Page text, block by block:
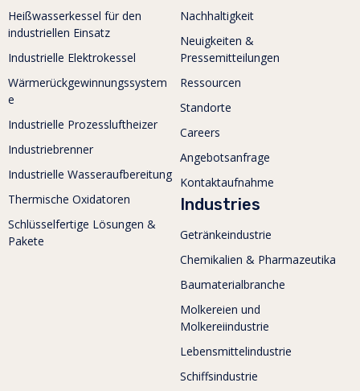
Heißwasserkessel für den
industriellen Einsatz
Industrielle Elektrokessel
Wärmerückgewinnungssystem
e
Industrielle Prozessluftheizer
Industriebrenner
Industrielle Wasseraufbereitung
Thermische Oxidatoren
Schlüsselfertige Lösungen &
Pakete
Nachhaltigkeit
Neuigkeiten &
Pressemitteilungen
Ressourcen
Standorte
Careers
Angebotsanfrage
Kontaktaufnahme
Industries
Getränkeindustrie
Chemikalien & Pharmazeutika
Baumaterialbranche
Molkereien und
Molkereiindustrie
Lebensmittelindustrie
Schiffsindustrie